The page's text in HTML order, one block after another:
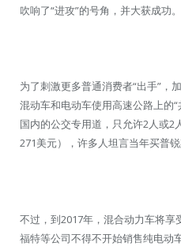
吹响了“进攻”的号角，并大获成功。
为了刺激更多普通消费者“出手”，
混动车和电动车使用高速公路上的
国内的公交专用道，只允许2人或2
271美元），许多人坦言当年买普锐
不过，到2017年，混合动力车将享
福特等公司不得不开始销售纯电动